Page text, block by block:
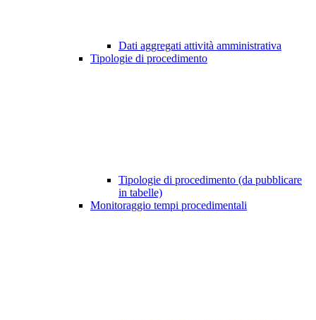
Dati aggregati attività amministrativa
Tipologie di procedimento
Tipologie di procedimento (da pubblicare
in tabelle)
Monitoraggio tempi procedimentali